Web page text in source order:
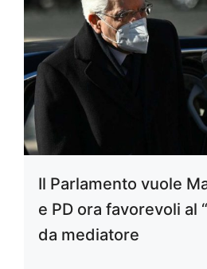
Il Parlamento vuole
e PD ora favorevoli al
da mediatore